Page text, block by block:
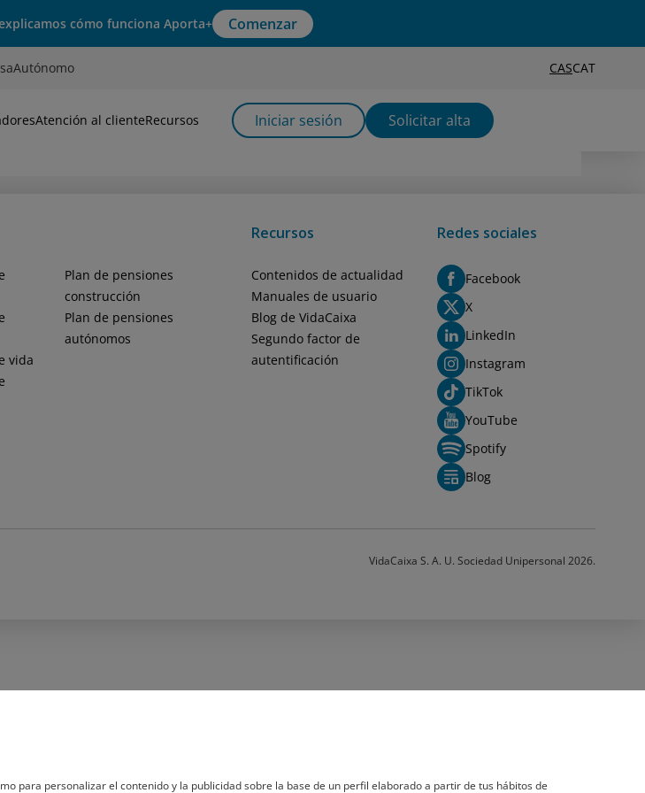
para personalizar el contenido y la publicidad sobre la base de un perfil elaborado a partir de tus hábitos de
cómo funciona Aporta+ Comenzar
Autónomo CASCAT
Atención al clienteRecursos Iniciar sesión Solicitar alta
vida
Plan de pensiones
construcción
Plan de pensiones
autónomos
Recursos
Contenidos de actualidad
Manuales de usuario
Blog de VidaCaixa
Segundo factor de
autentificación
Redes sociales
Facebook
X
LinkedIn
Instagram
TikTok
YouTube
Spotify
Blog
VidaCaixa S. A. U. Sociedad Unipersonal 2026.